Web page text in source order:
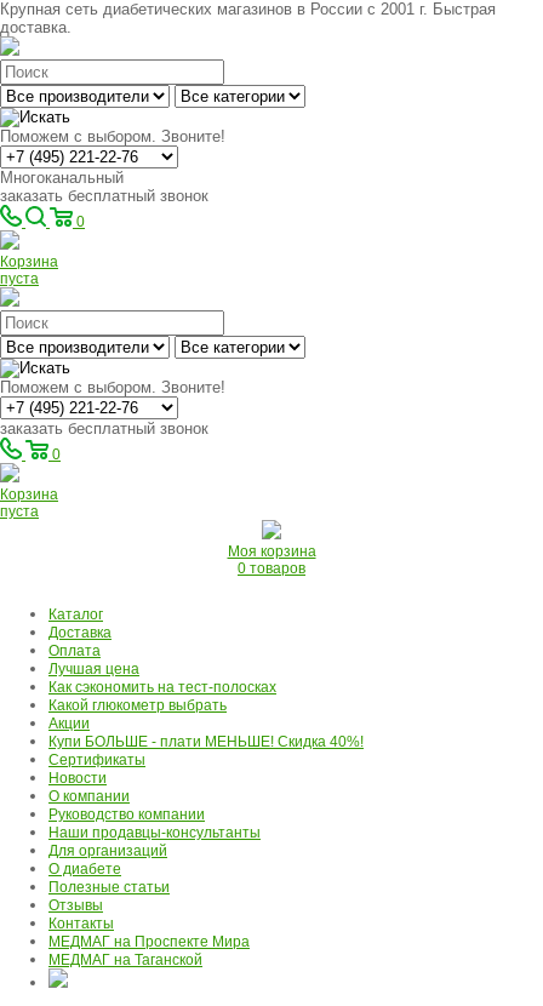
Крупная сеть диабетических магазинов в России с 2001 г. Быстрая
доставка.
Поможем с выбором. Звоните!
Многоканальный
заказать бесплатный звонок
0
Корзина
пуста
Поможем с выбором. Звоните!
заказать бесплатный звонок
0
Корзина
пуста
Моя корзина
0 товаров
Каталог
Доставка
Оплата
Лучшая цена
Как сэкономить на тест-полосках
Какой глюкометр выбрать
Акции
Купи БОЛЬШЕ - плати МЕНЬШЕ! Скидка 40%!
Сертификаты
Новости
О компании
Руководство компании
Наши продавцы-консультанты
Для организаций
О диабете
Полезные статьи
Отзывы
Контакты
МЕДМАГ на Проспекте Мира
МЕДМАГ на Таганской